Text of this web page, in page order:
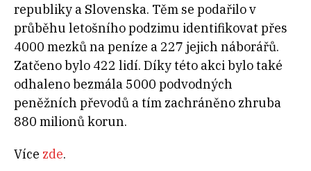
republiky a Slovenska. Těm se podařilo v
průběhu letošního podzimu identifikovat přes
4000 mezků na peníze a 227 jejich náborářů.
Zatčeno bylo 422 lidí. Díky této akci bylo také
odhaleno bezmála 5000 podvodných
peněžních převodů a tím zachráněno zhruba
880 milionů korun.
Více zde.